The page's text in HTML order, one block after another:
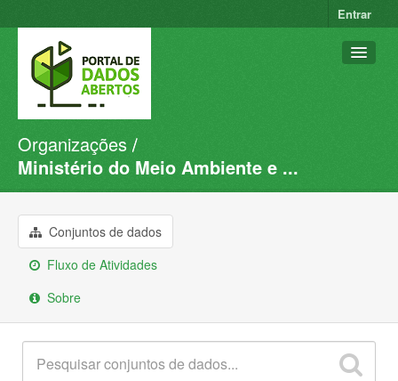
Entrar
Conjuntos de dados
Organizações
Sobre
Organizações
Ministério do Meio Ambiente e ...
Conjuntos de dados
Fluxo de Atividades
Sobre